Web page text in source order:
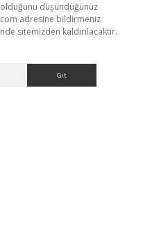
olduğunu düşündüğünüz
adresine bildirmeniz
sitemizden kaldırılacaktır.